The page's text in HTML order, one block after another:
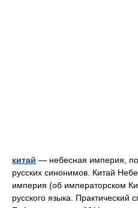
китай — небесная империя,
русских синонимов. Китай
империя (об императорском
русского языка. Практический